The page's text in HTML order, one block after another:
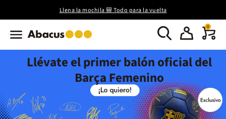
Llena la mochila 🎒 Todo para la vuelta
0
Llévate el primer balón oficial del
Barça Femenino